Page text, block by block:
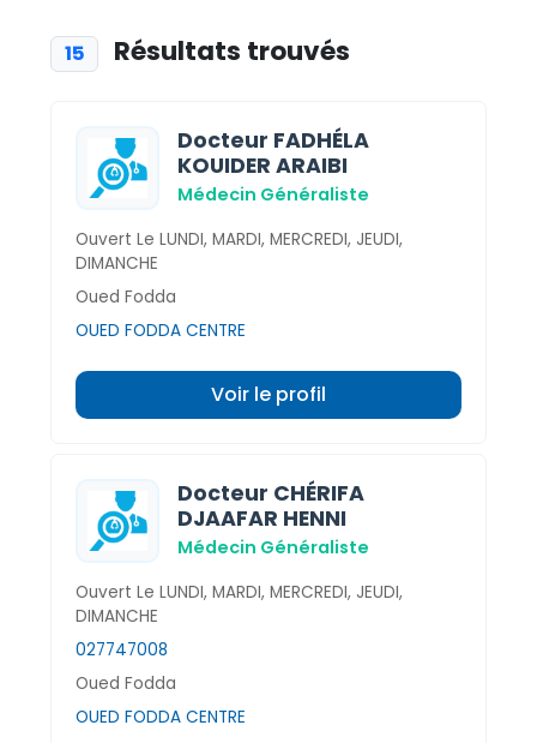
15 Résultats trouvés
Docteur FADHÉLA
KOUIDER ARAIBI
Médecin Généraliste
Ouvert Le LUNDI, MARDI, MERCREDI, JEUDI,
DIMANCHE
Oued Fodda
OUED FODDA CENTRE
Voir le profil
Docteur CHÉRIFA
DJAAFAR HENNI
Médecin Généraliste
Ouvert Le LUNDI, MARDI, MERCREDI, JEUDI,
DIMANCHE
027747008
Oued Fodda
OUED FODDA CENTRE